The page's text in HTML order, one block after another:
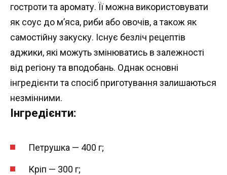
гостроти та аромату. Її можна використовувати
як соус до м’яса, риби або овочів, а також як
самостійну закуску. Існує безліч рецептів
аджики, які можуть змінюватись в залежності
від регіону та вподобань. Однак основні
інгредієнти та спосіб приготування залишаються
незмінними.
Інгредієнти:
Петрушка — 400 г;
Кріп — 300 г;